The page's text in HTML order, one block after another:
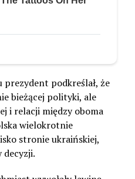
podkreślał, że
bieżącej polityki, ale
i relacji między oboma
wielokrotnie
stronie ukraińskiej,
decyzji.